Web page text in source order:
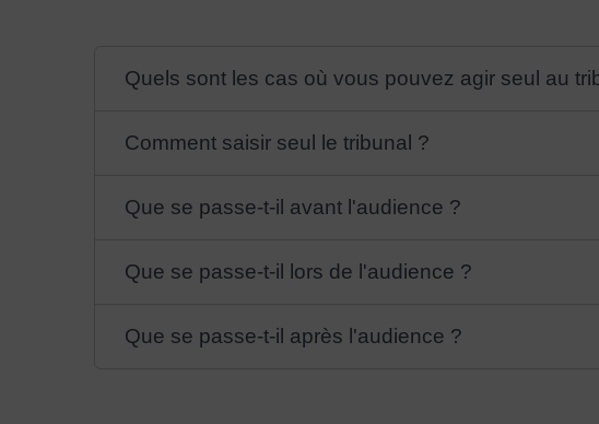
Quels sont les cas où vous pouvez agir seul au
Comment saisir seul le tribunal ?
Que se passe-t-il avant l'audience ?
Que se passe-t-il lors de l'audience ?
Que se passe-t-il après l'audience ?